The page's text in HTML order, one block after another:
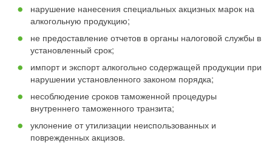
нарушение нанесения специальных акцизных марок на
алкогольную продукцию;
не предоставление отчетов в органы налоговой службы в
установленный срок;
импорт и экспорт алкогольно содержащей продукции при
нарушении установленного законом порядка;
несоблюдение сроков таможенной процедуры
внутреннего таможенного транзита;
уклонение от утилизации неиспользованных и
поврежденных акцизов.